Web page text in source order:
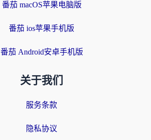
番茄 macOS苹果电脑版
番茄 ios苹果手机版
番茄 Android安卓手机版
关于我们
服务条款
隐私协议